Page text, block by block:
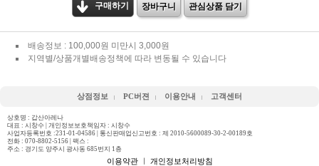
구매하기 장바구니 관심상품 담기
배송정보 : 100,000원 미만시 3,000원
지역별/상품개별배송정책에 따라 변동될 수 있습니다
상점정보 PC버젼 이용안내 고객센터
상호명 : 갑산아레나
대표 : 시창수 | 개인정보보호책임자 : 시창수
사업자등록번호 :231-01-04586 | 통신판매업신고번호 : 제 2010-5600089-30-2-00189호
전화 : 070-8802-5156 | 팩스 :
주소 : 경기도 양주시 광사동 685번지 1층
이용약관ㅣ 개인정보처리방침